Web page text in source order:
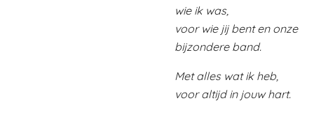
wie ik was,
voor wie jij bent en onze
bijzondere band.
Met alles wat ik heb,
voor altijd in jouw hart.